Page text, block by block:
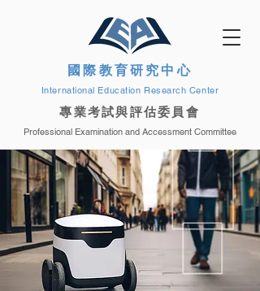
國際教育研究中心
International Education Research Center
專業考試與評估委員會
Professional Examination and Accessment Committee